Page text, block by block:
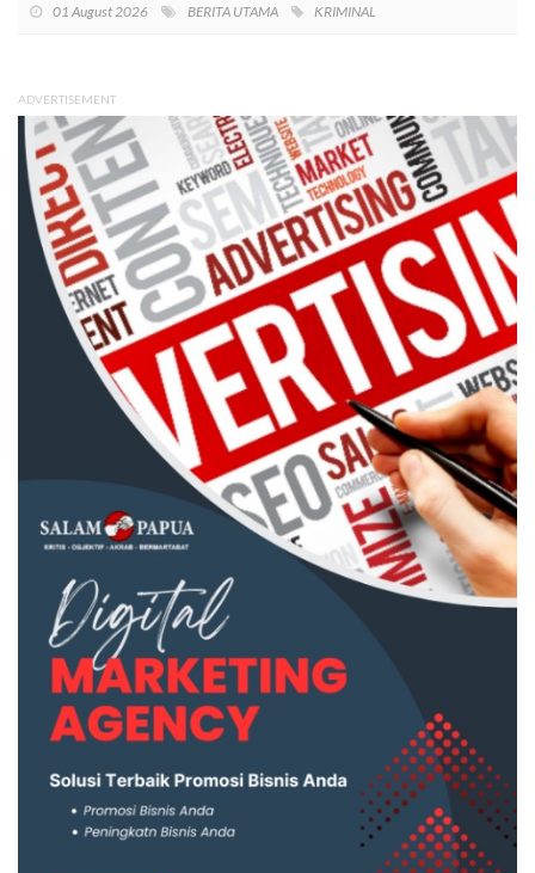
01 August 2026 BERITA UTAMA KRIMINAL
ADVERTISEMENT